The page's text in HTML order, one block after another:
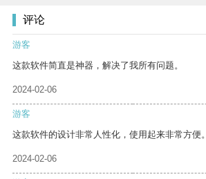
评论
游客
这款软件简直是神器，解决了我所有问题。
2024-02-06
游客
这款软件的设计非常人性化，使用起来非常方便。
2024-02-06